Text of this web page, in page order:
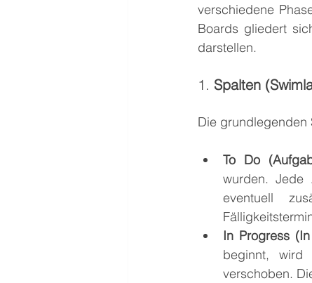
verschiedene
Boards gliedert
darstellen.
1. Spalten
Die grundlegenden
To Do
wurden.
eventuell
In Progress
beginnt, wird
verschoben.